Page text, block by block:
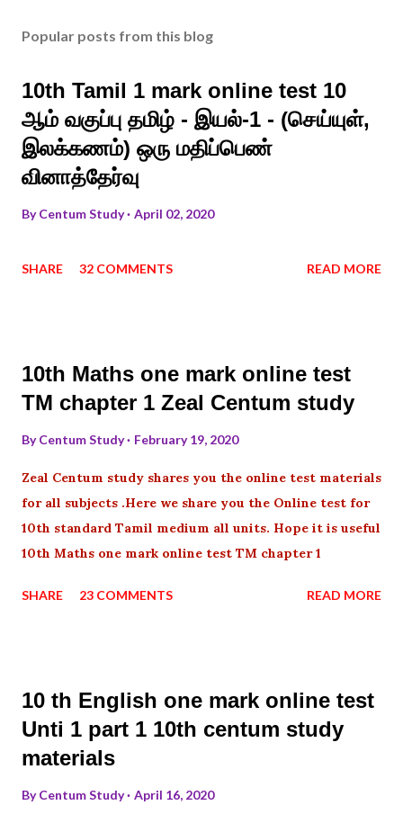
Popular posts from this blog
10th Tamil 1 mark online test 10
ஆம் வகுப்பு தமிழ் - இயல்-1 - (செய்யுள்,
இலக்கணம்) ஒரு மதிப்பெண்
வினாத்தேர்வு
ByCentum Study April 02, 2020
SHARE 32 COMMENTS READ MORE
10th Maths one mark online test
TM chapter 1 Zeal Centum study
ByCentum Study February 19, 2020
Zeal Centum study shares you the online test materials
for all subjects .Here we share you the Online test for
10th standard Tamil medium all units. Hope it is useful
10th Maths one mark online test TM chapter 1
SHARE 23 COMMENTS READ MORE
10 th English one mark online test
Unti 1 part 1 10th centum study
materials
ByCentum Study April 16, 2020